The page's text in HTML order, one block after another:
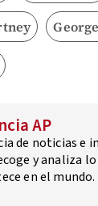
AP
de noticias e
y analiza lo
en el mundo.